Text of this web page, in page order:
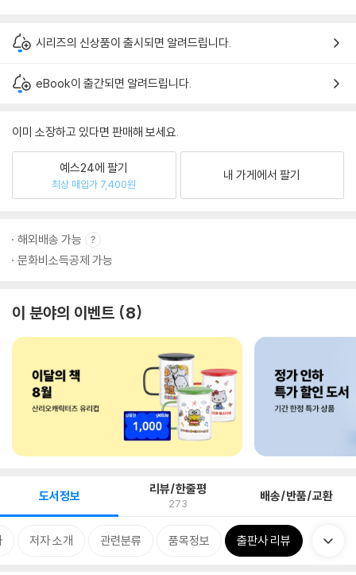
시리즈의 신상품이 출시되면 알려드립니다.
eBook이 출간되면 알려드립니다.
이미 소장하고 있다면 판매해 보세요.
예스24에 팔기
최상 매입가 7,400원
내 가게에서 팔기
해외배송 가능
문화비소득공제 가능
이 분야의 이벤트 8
도서정보 리뷰/한줄평
273 배송/반품/교환
저자 소개 관련분류 품목정보 출판사 리뷰